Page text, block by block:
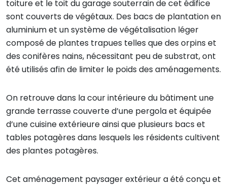
toiture et le toit du garage souterrain de cet édifice
sont couverts de végétaux. Des bacs de plantation en
aluminium et un système de végétalisation léger
composé de plantes trapues telles que des orpins et
des conifères nains, nécessitant peu de substrat, ont
été utilisés afin de limiter le poids des aménagements.
On retrouve dans la cour intérieure du bâtiment une
grande terrasse couverte d’une pergola et équipée
d’une cuisine extérieure ainsi que plusieurs bacs et
tables potagères dans lesquels les résidents cultivent
des plantes potagères.
Cet aménagement paysager extérieur a été conçu et